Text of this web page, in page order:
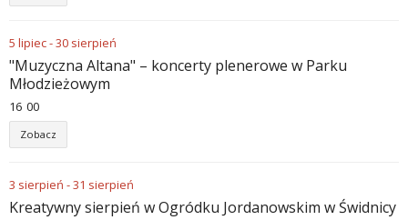
5 lipiec-30 sierpień
"Muzyczna Altana" – koncerty plenerowe w Parku
Młodzieżowym
16 00
Zobacz
3 sierpień -31 sierpień
Kreatywny sierpień w Ogródku Jordanowskim w Świdnicy